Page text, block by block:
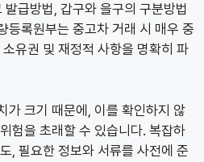
급방법, 갑구와 을구의 구분방법
등록원부는 중고차 거래 시 매우 중
유권 및 재정적 사항을 명확히 파
가 크기 때문에, 이를 확인하지 않
험을 초래할 수 있습니다. 복잡하
, 필요한 정보와 서류를 사전에 준